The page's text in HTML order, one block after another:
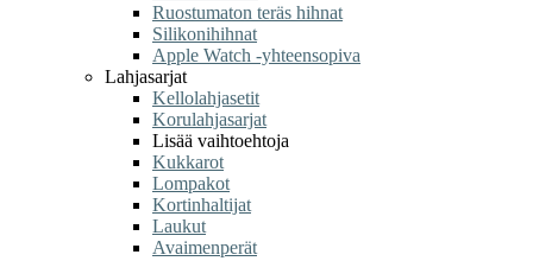
Ruostumaton teräs hihnat
Silikonihihnat
Apple Watch -yhteensopiva
Lahjasarjat
Kellolahjasetit
Korulahjasarjat
Lisää vaihtoehtoja
Kukkarot
Lompakot
Kortinhaltijat
Laukut
Avaimenperät